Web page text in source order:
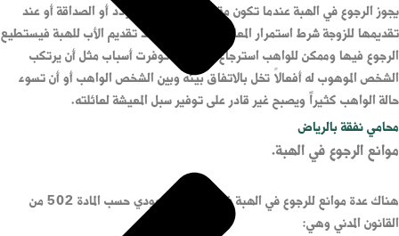
محامي نفقة بالرياض
يجوز الرجوع في الهبة عندما تكون مقدمة على سبيل التودد أو الصداقة أو عند
تقديمها للزوجة شرط استمرار المعاشرة والزواج أو عند تقديم الأب للهبة فيستطيع
الرجوع فيها وممكن للواهب استرجاع هبته إذا توفرت أسباب مثل أن يرتكب
الشخص الموهوب له أفعالاً تخل بالاتفاق بينه وبين الشخص الواهب أو أن تسوء
حالة الواهب كثيراً ويصبح غير قادر على توفير سبل المعيشة لعائلته.
موانع الرجوع في الهبة.
هناك عدة موانع للرجوع في الهبة في النظام السعودي حسب المادة 502 من
القانون المدني وهي: